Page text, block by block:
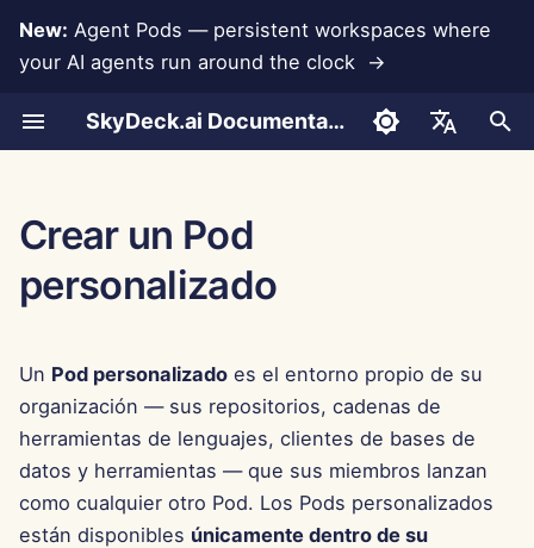
New: Agent Pods — persistent workspaces where
your AI agents run around the clock →
SkyDeck.ai Documentation
Français
Italiano
日本語
I
n
a
i
a
n
Carga de Documentos
Compartir y Colaborar
Instantáneas Públicas
Navegación Web
Pods
Enséñame Cualquier
Consultor Estratégico
Generador de Imágenes
Operate an Agent Together
Deploy Agents to Your
Propietarios
Guía de Configuración
Curar Herramientas
Gestionar Miembros
Integración de Groq
Integración de
HuggingFace
Integración de Mistral
Integraciones de
Aplicaciones
MCP Servers
Basado en Texto
Formato JSON para
Herramientas
Política de Privacidad
Aviso de Cookies
Jan 23rd, 2026
Jan 16th, 2026
Jan 2nd, 2026
Dec 26th, 2025
Dec 19th, 2025
Programa de Recompensas
por Errores
Documentación Lista para
LLM de SkyDeck.ai
Crear un Pod
personalizado
Un Pod personalizado es el entorno propio de su
organización — sus repositorios, cadenas de
herramientas de lenguajes, clientes de bases de
datos y herramientas — que sus miembros lanzan
como cualquier otro Pod. Los Pods personalizados
están disponibles únicamente dentro de su